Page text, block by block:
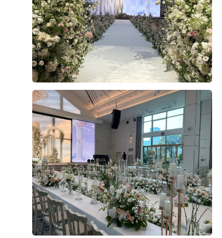
어떤가요? 결혼식 전날 비가 정말 많이와서 걱정이 많았는
데 다행히 당일에는 날씨가 맑았어요. 여기는 신부대기실
입니다. 분홍분홍 핑크핑크 제 부케와도 잘 어울리지않나
요?ㅎㅎ 펠리체홀 홀투어 가보신 분들은 아시겠지만 생화
향 장난아닙니다. 꽃이 호텔처럼 엄청나게 많은것도 아니
지만 이정도면 전 풍족하다고 생각해요^^ 신부대기실에서
찍은 사진도 잘 나온거같아서 매우 만족합니다. 친구가 찍
은홀&큰 스크린 때문에 인기 많은거 아시죠?ㅎㅎㅎ 저희
는 맨처음에 돈주고 식전영상을 맡길까도 했지만, 서비스
로 식전영상을 받아서 그대로 진행했습니다. 본식은 스크
린을 닫고 or 스크린을 열고 진행할수 있는데 저희는 처음
에는 스크린을 닫고 진행하다가 맞절 순서부터 스크린을
열고 진행했습니다. 마지막에 행진할때는 다시 또 스크린
을 닫았어요! 이건 스크린 열렸을때 사진이에요. 약간 그리
스, 로마 느낌이지 않나요 ㅎㅎㅎ 이건 약간 호불호가 갈리
던데 저는 이분위기도 좋아서 이렇게 진행했어요. 마지막
행진 후 플라워 샤워 사진입니다. 층고 높고 채광이 좋아서
사진이 잘 나온거같아요. 예신, 예랑이 분들에게 부디 도움
이 되었기를!
안녕하세요~ 신혼여행 다녀오니 시간이 훅 지나가서 어느
새 결혼한 지 한달이 다되가네요! 저는 상암 DMC역에 있
는 dmc타워웨딩 펠리체홀에서 본식을 올렸고 후기 남겨보
겠습니다! ​ 일단 저는 직접 발품팔고 신랑이랑 직접 홀투어
다니면서 정했어요! 가장 중요한 건 위치, 주차, 식사였는
데 우선 지하 통로를 통해서 DMC역으로 바로 다닐수 있는
점도 맘에 들었어요! 그리고 주차도 지하 5층까지 가능하고
바로 옆 한샘 건물에도 주차 가능해서 너무 좋았어요!! 저희
는 친인척분들이 지방에서 오시기도하고 경기, 서울 각 지
역에서 오는 하객분들이 계셔서 편하게 방문할 수 있겠단
생각이 들어서 맘에 들었어요 :) 또 마지막으로 빠질 수 없
는 뷔페! 본식 끝나고 지인들 만나거나 연락했을 때 들었던
게 식사 맛잇엇단거엿어요! 맛없으면 굳이 식사 얘기를 하
지않을텐데 다들 맛잇어서 몇접시씩 먹었다는 말을 들으니
안심됐어요 ㅎㅎ ​ 그리고 본식 당일 정말 정신없는데 예도
분들 한분한분 정말 친절하게 안내해주시고 챙겨주셔서 정
말 좋았어요! 특히 저는 미디어아트때문에 전날까지도 연
락드렸는 데 ㅜㅜ 더 꼼꼼하게 잘 챙겨주셧어요! ​ 헤메는
히엘에서 진행했는 데 너무 맘에들었고 리모델링해서 공장
형이라고해도 촬영때와는 다르게 조용하고 북적거리지않
더 보기
나디 계약후기
2026-07-27 21명 읽음 + 블로그
+9